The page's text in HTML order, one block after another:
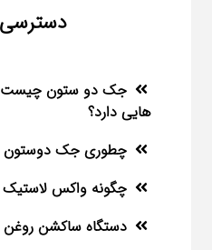
جک دو ستون چیست
هایی دارد؟
چطوری جک دوستون
چگونه واکس
دستگاه ساکشن